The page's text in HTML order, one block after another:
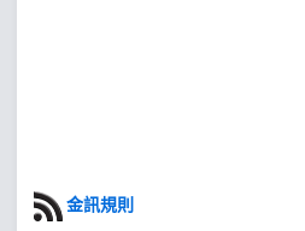
金訊規則